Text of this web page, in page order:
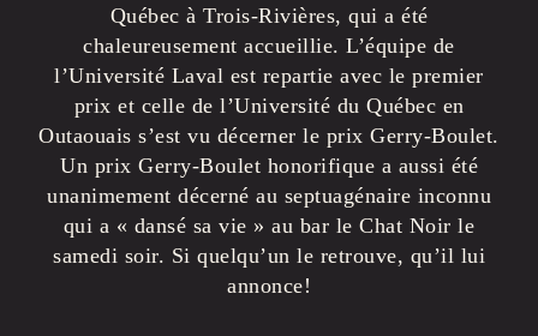
Québec à Trois-Rivières, qui a été
chaleureusement accueillie. L’équipe de
l’Université Laval est repartie avec le premier
prix et celle de l’Université du Québec en
Outaouais s’est vu décerner le prix Gerry-Boulet.
Un prix Gerry-Boulet honorifique a aussi été
unanimement décerné au septuagénaire inconnu
qui a « dansé sa vie » au bar le Chat Noir le
samedi soir. Si quelqu’un le retrouve, qu’il lui
annonce!